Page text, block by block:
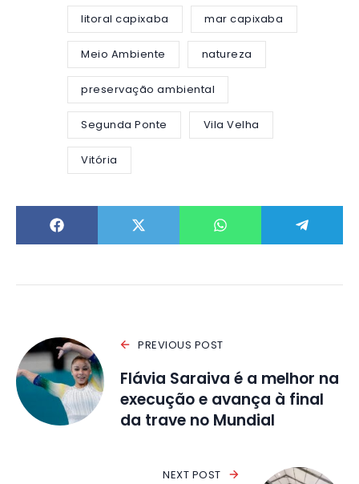
litoral capixaba mar capixaba
Meio Ambiente natureza
preservação ambiental
Segunda Ponte Vila Velha
Vitória
PREVIOUS POST
Flávia Saraiva é a melhor na
execução e avança à final
da trave no Mundial
NEXT POST